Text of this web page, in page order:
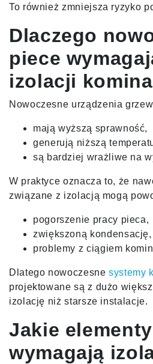
To również zmniejsza ryzyko
Dlaczego
piece
izolacji
Nowoczesne urządzenia
mają wyższą sprawność,
generują niższą
są bardziej wrażliwe na
W praktyce oznacza to, że
związane z izolacją mogą
pogorszenie pracy pieca,
zwiększoną kondensację,
problemy z ciągiem
Dlatego nowoczesnesystemy
projektowane są z dużo
izolację niż starsze instalacje.
Jakie
wymagają